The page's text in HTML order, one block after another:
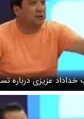
عزیزی درباره